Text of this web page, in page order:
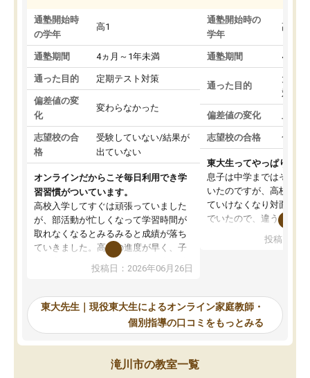
通塾開始時
の学年
高1
通塾期間 4ヵ月～1年未満
通った目的 定期テスト対策
偏差値の変
化
変わらなかった
志望校の合
格
受験していない/結果が
出ていない
オンラインだからこそ毎日利用でき学
習習慣がついています。
高校入学してすぐは頑張っていました
が、部活動が忙しくなって学習時間が
取れなくなるとみるみると成績が落ち
ていきました。高校の進度が早く、子
供も家に帰って勉強の話すると嫌な反
応を示します。東大先生にお願いして
れるので、親としても安心です。毎日
使える自習室とかもあり、わからない
ところがあれば先生が回答してくれる
のも重宝しています。
投稿日：2026年06月26日
通塾開始時の
学年
高3
通塾期間 4ヵ月
通った目的
大学
対策
偏差値の変化
志望校の合格 合格
東大生ってやっぱりすご
息子は中学まではそこそ
いたのですが、高校に入
ていけなくなり対面の塾
でいたので、違うアプロ
で、当初は模試でD判定
自習室が毎日使えていつ
るのが心強かったよう
謝です。
投稿日：
東大先生｜現役東大生によるオンライン家庭教師・
個別指導の口コミをもっとみる
滝川市の教室一覧